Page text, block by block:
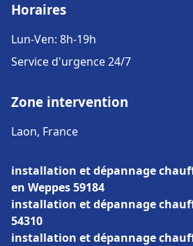
Horaires
Lun-Ven: 8h-19h
Service d'urgence 24/7
Zone intervention
Laon, France
installation et dépannage
en Weppes 59184
installation et dépannage
54310
installation et dépannage